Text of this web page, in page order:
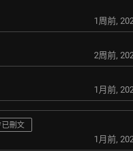
1周前,
2周前,
1月前,
已刪文
1月前,